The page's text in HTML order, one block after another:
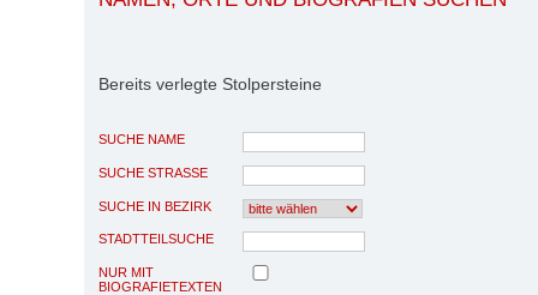
Bereits verlegte Stolpersteine
SUCHE NAME
SUCHE STRASSE
SUCHE IN BEZIRK
STADTTEILSUCHE
NUR MIT
BIOGRAFIETEXTEN